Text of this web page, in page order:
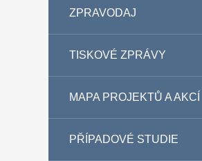
ZPRAVODAJ
TISKOVÉ ZPRÁVY
MAPA PROJEKTŮ A AKCÍ
PŘÍPADOVÉ STUDIE